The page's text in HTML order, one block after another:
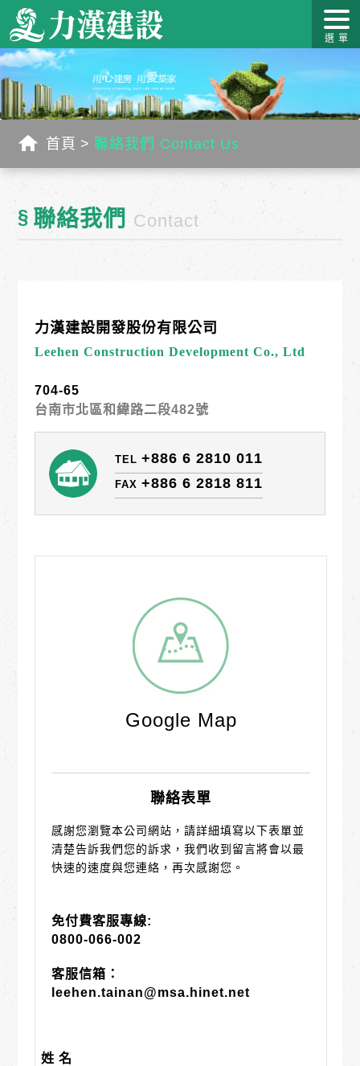
關於力
漢
最新消
息
作品介
紹
力漢學
堂
幸福工
藝
客戶服
首頁 聯絡我們 Contact Us
§ 聯絡我們 Contact
力漢建設開發股份有限公司
Leehen Construction Development Co., Ltd
704-65
台南市北區和緯路二段482號
TEL +886 6 2810 011
FAX +886 6 2818 811
Google Map
聯絡表單
感謝您瀏覽本公司網站，請詳細填寫以下表單並
清楚告訴我們您的訴求，我們收到留言將會以最
快速的速度與您連絡，再次感謝您。
免付費客服專線:
0800-066-002
客服信箱：
leehen.tainan@msa.hinet.net
姓 名